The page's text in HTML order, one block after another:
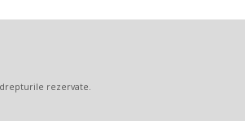
drepturile rezervate.